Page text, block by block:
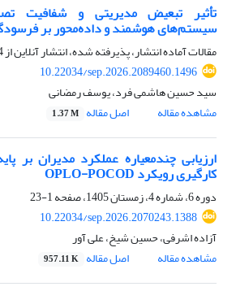
تأثیر تبعیض مدیریتی و شفافیت
سیستم‌های هوشمند و داده‌محور بر
مقالات آماده انتشار، پذیرفته شده، انتشار آنلاین از14
10.22034/sep.2026.2089460.1496
سید حسین هاشمی فرد، یوسف رمضانی
مشاهده مقاله
اصل مقاله 1.37 M
ارزیابی چندمعیاره عملکرد مدیران بر
کارگیری رویکرد OPLO-POCOD
دوره 6، شماره 4، زمستان 1405، صفحه
1-23
10.22034/sep.2026.2070243.1388
آزاده اشرفی، حسین شیخ، علی آور
مشاهده مقاله
اصل مقاله 957.11 K